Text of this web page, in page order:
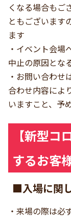
くなる場合もご
ともございます
ます
・イベント会場
中止の原因とな
・お問い合わせ
合わせ内容によ
いますこと、予
【新型
するお客
■入場に関
・来場の際は必